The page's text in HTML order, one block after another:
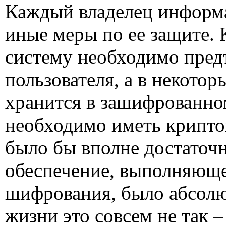
Каждый владелец
иные меры по ее защите.
систему необходимо
пользователя, а в
хранится в
необходимо иметь
было бы вполне
обеспечение,
шифрования, было
жизни это совсем не так